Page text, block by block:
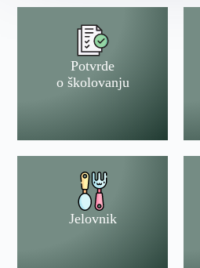
Potvrde
o školovanju
Jelovnik